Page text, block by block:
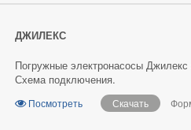
ДЖИЛЕКС
Погружные электронасосы
Схема подключения.
Посмотреть Скачать